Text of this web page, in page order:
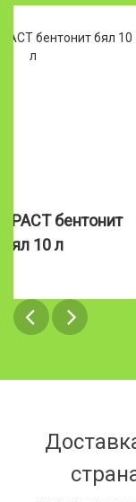
NATURO 150
видове/за стек